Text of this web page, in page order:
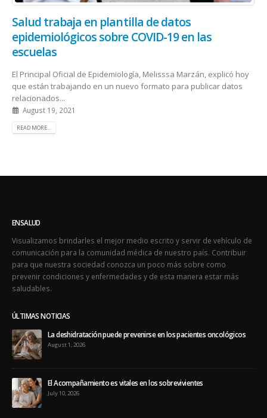
Salud trabaja en plantilla de datos
epidemiológicos sobre COVID-19 en las
escuelas
El Principal Oficial de Epidemiología, Melisssa Marzán, explicó hoy
que están trabajando en un nuevo formato para publicar datos
relacionados...
August 19, 2021
READ MORE...
ENSALUD
Visualizamos brindarles el mejor medio escrito y servir de vehículo de
comunicación para la comunidad médica de nuestro país. Contribuir
para que nuestra sociedad conozca un poco más sobre como
prevenir condiciones y enfermedades y de esta manera estar más
saludables.
ÚLTIMAS NOTICIAS
La deshidratación puede prevenirse en los pacientes oncológicos
August 1, 2026
El Acompañamiento es vitales en los sobrevivientes
July 10, 2026